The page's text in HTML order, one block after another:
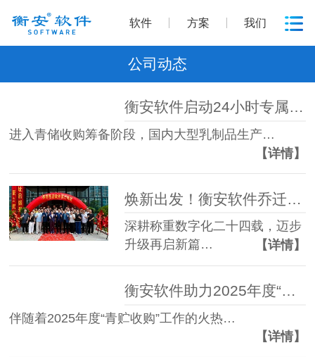
软件 方案 我们
公司动态
衡安软件启动24小时专属运维服务，助力君乐宝2026年青储收购季
进入青储收购筹备阶段，国内大型乳制品生产…
【详情】
深耕称重数字化二十四载，迈步
升级再启新篇…
【详情】
衡安软件助力2025年度“青贮收购”运维服务工作圆满完成
伴随着2025年度“青贮收购”工作的火热…
【详情】